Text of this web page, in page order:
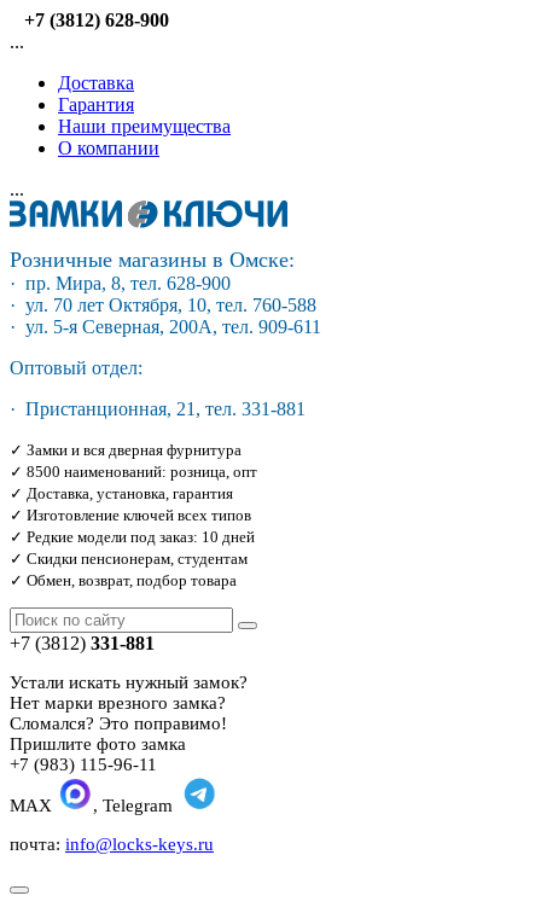
+7 (3812) 628-900
...
Доставка
Гарантия
Наши преимущества
О компании
...
Розничные магазины в Омске:
· пр. Мира, 8, тел. 628-900
· ул. 70 лет Октября, 10, тел. 760-588
· ул. 5-я Северная, 200А, тел. 909-611
Оптовый отдел:
· Пристанционная, 21, тел. 331-881
✓ Замки и вся дверная фурнитура
✓ 8500 наименований: розница, опт
✓ Доставка, установка, гарантия
✓ Изготовление ключей всех типов
✓ Редкие модели под заказ: 10 дней
✓ Скидки пенсионерам, студентам
✓ Обмен, возврат, подбор товара
+7 (3812) 331-881
Устали искать нужный замок?
Нет марки врезного замка?
Сломался? Это поправимо!
Пришлите фото замка
+7 (983) 115-96-11
MAX
, Telegram
почта: info@locks-keys.ru